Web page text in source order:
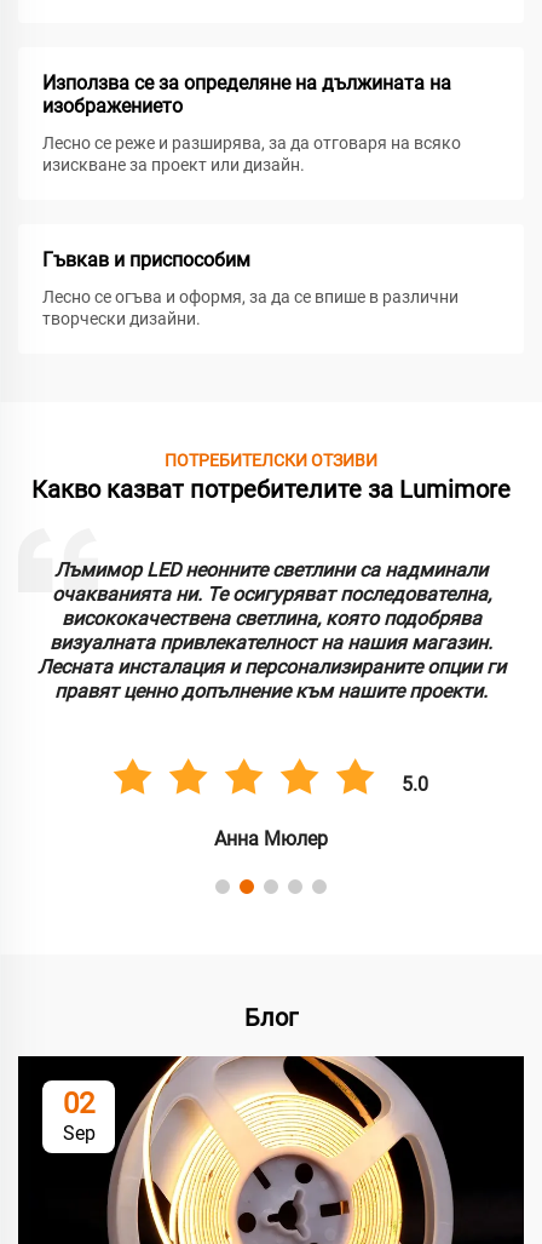
Използва се за определяне на дължината на
изображението
Лесно се реже и разширява, за да отговаря на всяко
изискване за проект или дизайн.
Гъвкав и приспособим
Лесно се огъва и оформя, за да се впише в различни
творчески дизайни.
ПОТРЕБИТЕЛСКИ ОТЗИВИ
Какво казват потребителите за Lumimore
Лъмимор LED неонните светлини са надминали
очакванията ни. Те осигуряват последователна,
висококачествена светлина, която подобрява
визуалната привлекателност на нашия магазин.
Лесната инсталация и персонализираните опции ги
правят ценно допълнение към нашите проекти.
5.0
Анна Мюлер
Блог
02
Sep